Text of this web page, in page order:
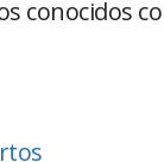
conocidos